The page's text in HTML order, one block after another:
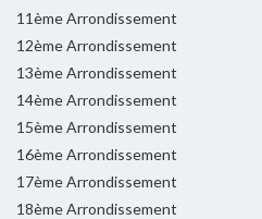
11ème Arrondissement
12ème Arrondissement
13ème Arrondissement
14ème Arrondissement
15ème Arrondissement
16ème Arrondissement
17ème Arrondissement
18ème Arrondissement